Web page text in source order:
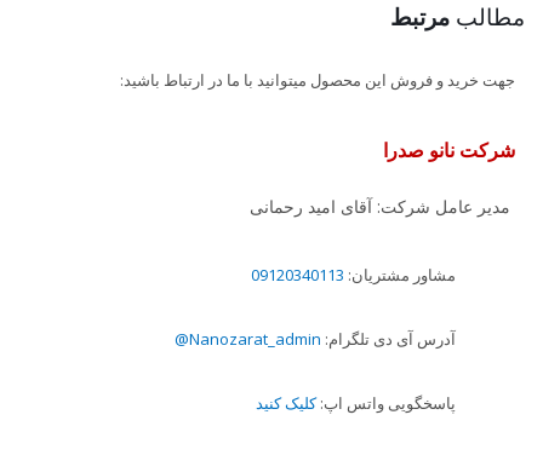
مطالب مرتبط
جهت خرید و فروش این محصول میتوانید با ما در ارتباط باشید:
شرکت نانو صدرا
مدیر عامل شرکت: آقای امید رحمانی
مشاور مشتریان: 09120340113
آدرس آی دی تلگرام: Nanozarat_admin@
پاسخگویی واتس اپ:کلیک کنید